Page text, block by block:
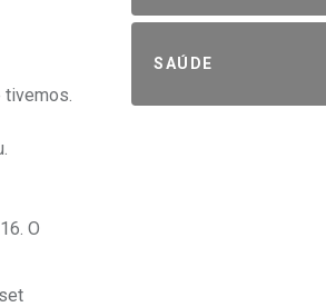
tivemos.
O
SAÚDE